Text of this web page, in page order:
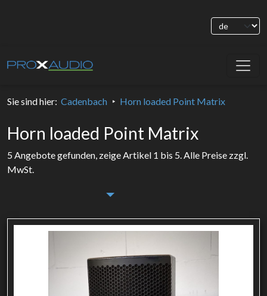
Sie sind hier: Cadenbach Horn loaded Point Matrix
Horn loaded Point Matrix
5 Angebote gefunden, zeige Artikel 1 bis 5.Alle Preise zzgl.
MwSt.